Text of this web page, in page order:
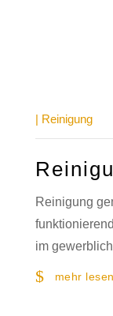
| Reinigung
Reinigung
im
mehr lesen